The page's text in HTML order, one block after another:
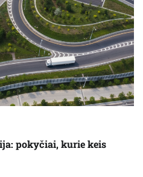
pokyčiai, kurie keis